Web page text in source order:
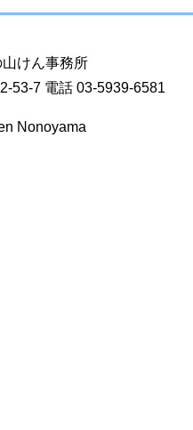
けん事務所
53-7 電話 03-5939-6581
Nonoyama